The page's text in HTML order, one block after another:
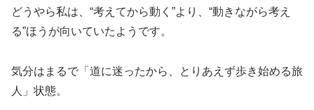
どうやら私は、“考えてから動く”より、“動きながら考え
る”ほうが向いていたようです。
気分はまるで「道に迷ったから、とりあえず歩き始める旅
人」状態。